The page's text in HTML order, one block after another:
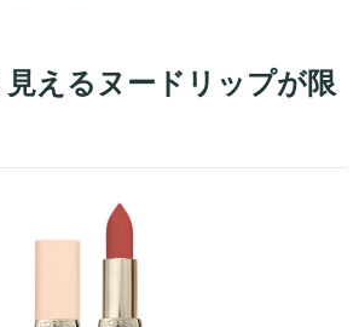
えるヌードリップが限